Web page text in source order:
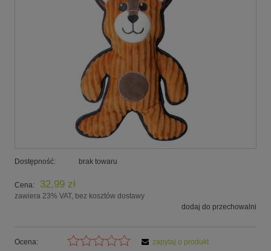
Dostępność: brak towaru
Cena: 32,99 zł
zawiera 23% VAT, bez kosztów dostawy
dodaj do przechowalni
Ocena:
zapytaj o produkt